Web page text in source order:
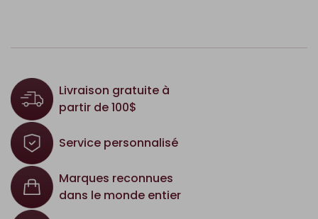
Livraison gratuite à
partir de 100$
Service personnalisé
Marques reconnues
dans le monde entier